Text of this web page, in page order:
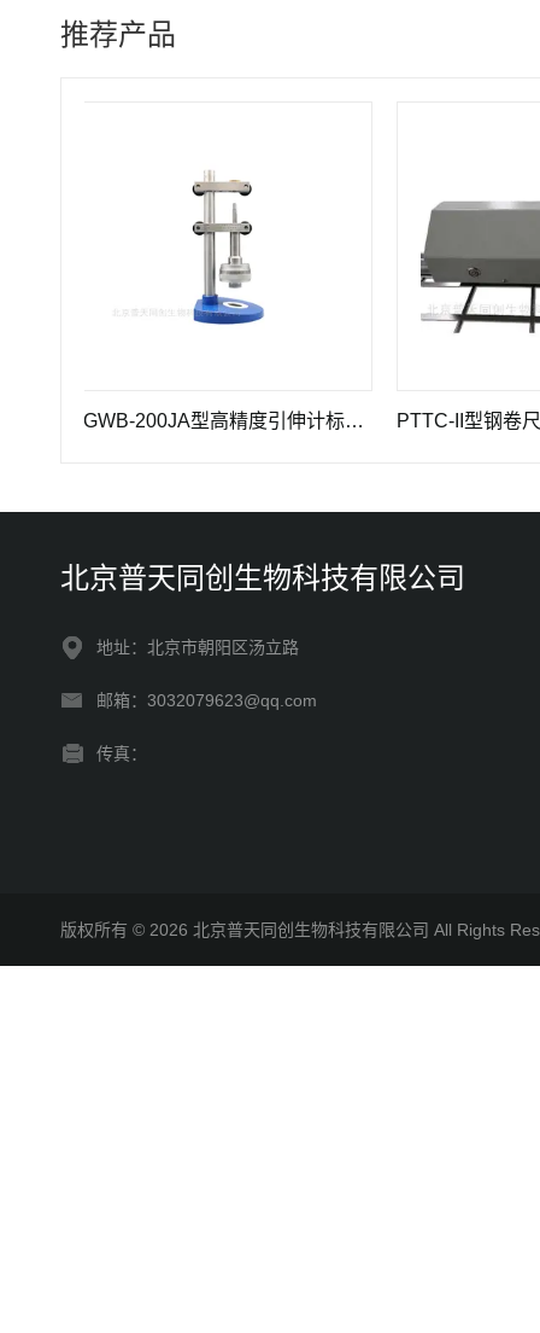
推荐产品
GWB-200JA型高精度引伸计标定仪长度计量器具
北京普天同创生物科技有限公司
地址：北京市朝阳区汤立路
邮箱：3032079623@qq.com
传真：
版权所有 © 2026 北京普天同创生物科技有限公司 All Rights